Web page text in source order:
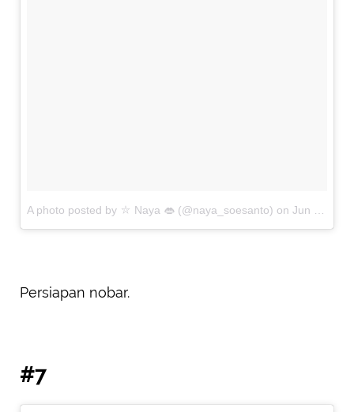
A photo posted by ⛥ Naya 👄 (@naya_soesanto) on Jun 6, 2015 at 10:18pm PDT
Persiapan nobar.
#7